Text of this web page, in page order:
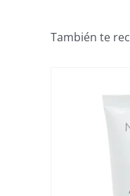
También te